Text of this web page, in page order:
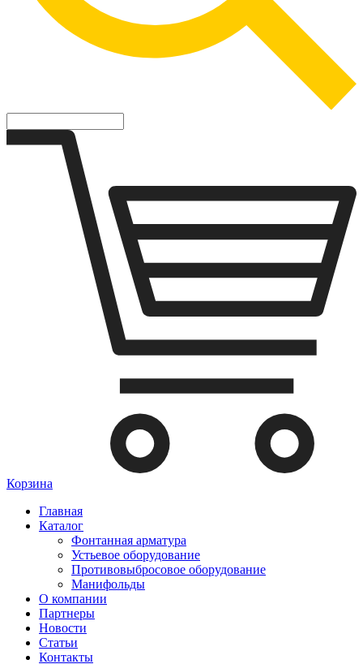
Корзина
Главная
Каталог
Фонтанная арматура
Устьевое оборудование
Противовыбросовое оборудование
Манифольды
О компании
Партнеры
Новости
Статьи
Контакты